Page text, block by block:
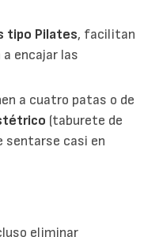
tipo Pilates, facilitan
encajar las
a cuatro patas o de
(taburete de
sentarse casi en
eliminar